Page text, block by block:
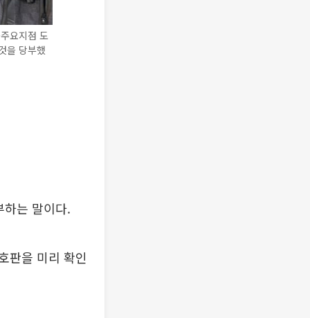
요지점 도
을 당부했
는 말이다.
판을 미리 확인